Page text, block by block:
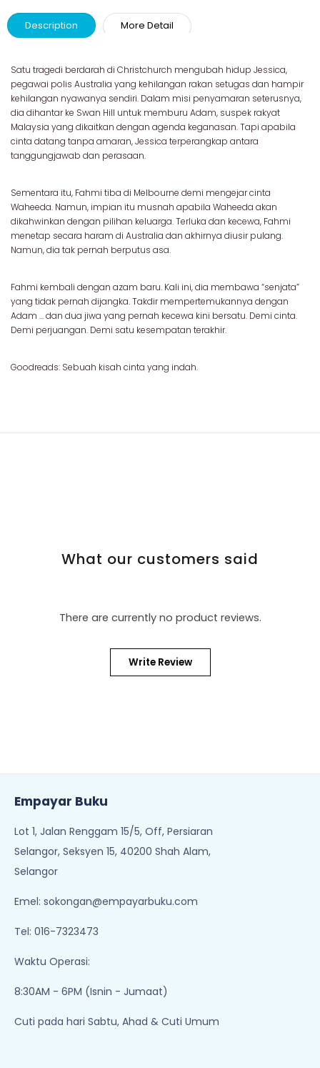
Description More Detail
Satu tragedi berdarah di Christchurch mengubah hidup Jessica,
pegawai polis Australia yang kehilangan rakan setugas dan hampir
kehilangan nyawanya sendiri. Dalam misi penyamaran seterusnya,
dia dihantar ke Swan Hill untuk memburu Adam, suspek rakyat
Malaysia yang dikaitkan dengan agenda keganasan. Tapi apabila
cinta datang tanpa amaran, Jessica terperangkap antara
tanggungjawab dan perasaan.
Sementara itu, Fahmi tiba di Melbourne demi mengejar cinta
Waheeda. Namun, impian itu musnah apabila Waheeda akan
dikahwinkan dengan pilihan keluarga. Terluka dan kecewa, Fahmi
menetap secara haram di Australia dan akhirnya diusir pulang.
Namun, dia tak pernah berputus asa.
Fahmi kembali dengan azam baru. Kali ini, dia membawa “senjata”
yang tidak pernah dijangka. Takdir mempertemukannya dengan
Adam … dan dua jiwa yang pernah kecewa kini bersatu. Demi cinta.
Demi perjuangan. Demi satu kesempatan terakhir.
Goodreads: Sebuah kisah cinta yang indah.
What our customers said
There are currently no product reviews.
Write Review
Empayar Buku
Lot 1, Jalan Renggam 15/5, Off, Persiaran
Selangor, Seksyen 15, 40200 Shah Alam,
Selangor
Emel: sokongan@empayarbuku.com
Tel: 016-7323473
Waktu Operasi:
8:30AM - 6PM (Isnin - Jumaat)
Cuti pada hari Sabtu, Ahad & Cuti Umum